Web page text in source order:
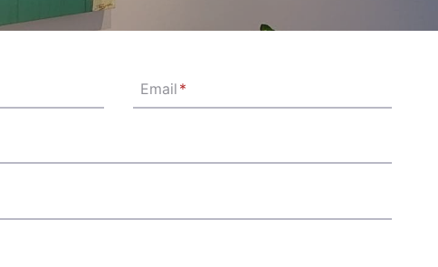
Email *